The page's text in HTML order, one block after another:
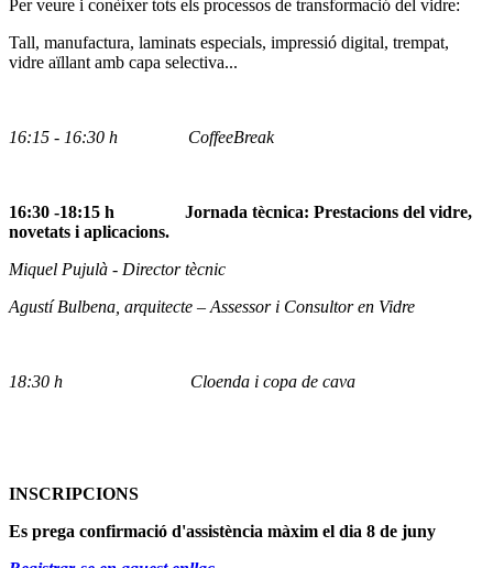
Per veure i conèixer tots els processos de transformació del vidre:
Tall, manufactura, laminats especials, impressió digital, trempat,
vidre aïllant amb capa selectiva...
16:15 - 16:30 h CoffeeBreak
16:30 -18:15 h
Jornada tècnica: Prestacions del vidre,
novetats i aplicacions.
Miquel Pujulà - Director tècnic
Agustí Bulbena, arquitecte – Assessor i Consultor en Vidre
18:30 h Cloenda i copa de cava
INSCRIPCIONS
Es prega confirmació d'assistència màxim el dia 8 de juny